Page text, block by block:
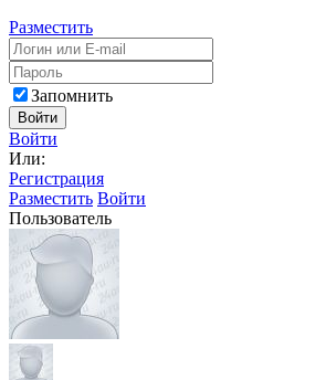
Разместить
Запомнить
Войти
Войти
Или:
Регистрация
Разместить Войти
Пользователь